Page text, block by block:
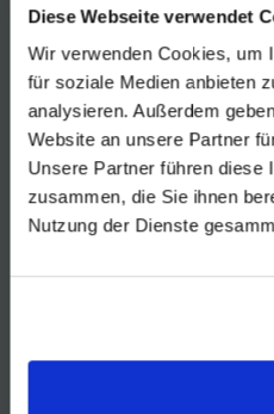
Diese Webseite verwendet
Wir verwenden Cookies, um
für soziale Medien anbieten
analysieren. Außerdem
Website an unsere Partner
Unsere Partner führen diese
zusammen, die Sie ihnen
Nutzung der Dienste
Tartar
mit